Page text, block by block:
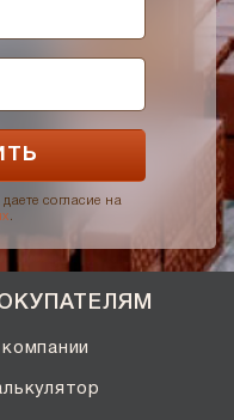
согласие на
.